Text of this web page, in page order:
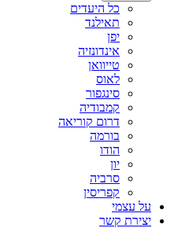
כל היעדים
תאילנד
יפן
אינדונזיה
טייוואן
לאוס
סינגפור
קמבודיה
דרום קוריאה
בורמה
הודו
יון
סרביה
קפריסין
על עצמי
יצירת קשר